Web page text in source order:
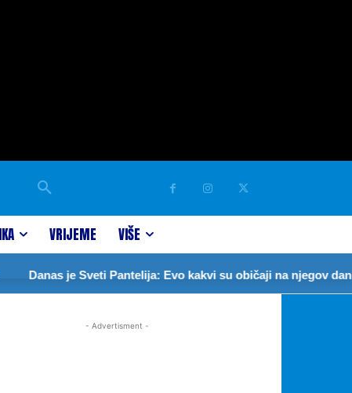
VRIJEME VIŠE
Danas je Sveti Pantelija: Evo kakvi su običaji na njegov dan
- Advertisment -